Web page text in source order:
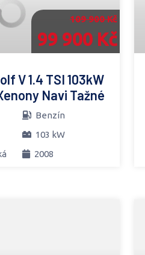
109 900 Kč
99 900 Kč
V 1.4 TSI 103kW
Navi Tažné
Benzín
103 kW
2008